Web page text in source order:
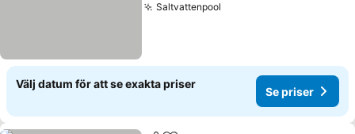
Saltvattenpool
Välj datum för att se exakta priser
Se priser